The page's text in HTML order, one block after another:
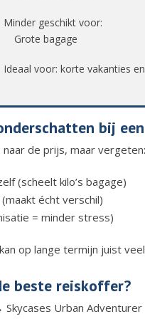
Minder geschikt voor:
Grote bagage
Ideaal voor: korte vakanties
bij
naar de prijs, maar vergeten:
(scheelt kilo’s bagage)
écht verschil)
= minder stress)
op lange termijn juist
beste reiskoffer?
Urban Adventurer